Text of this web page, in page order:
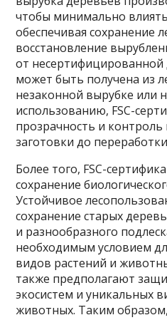
чтобы минимально
обеспечивая сохранение
восстановление
от несертифицированной
может быть получена из
незаконной вырубке или
использованию, FSC-
прозрачность и контроль
заготовки до
Более того, FSC-
сохранение
Устойчивое
сохранение старых
и разнообразного
необходимым условием
видов растений и
также предполагают
экосистем и уникальных
животных. Таким образом,